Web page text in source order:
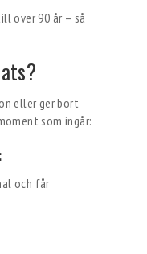
över 90 år – så
eller ger bort
som ingår:
och får